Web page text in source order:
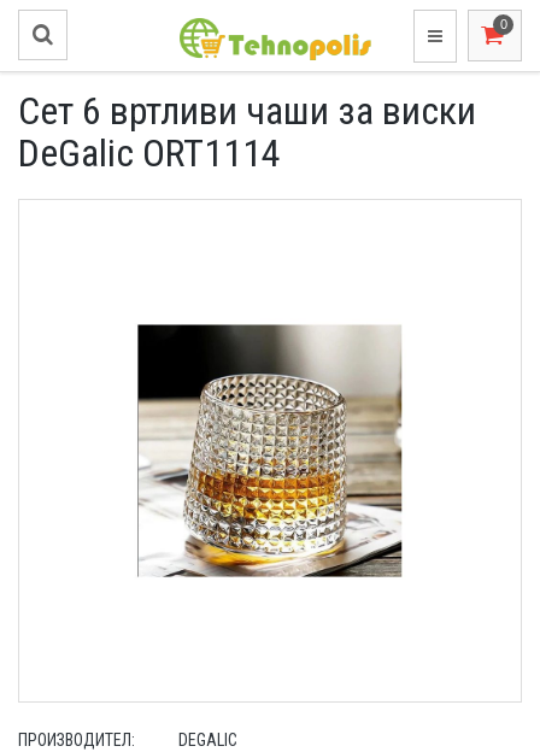
Сет 6 вртливи чаши за виски
DeGalic ORT1114
ПРОИЗВОДИТЕЛ:
DEGALIC